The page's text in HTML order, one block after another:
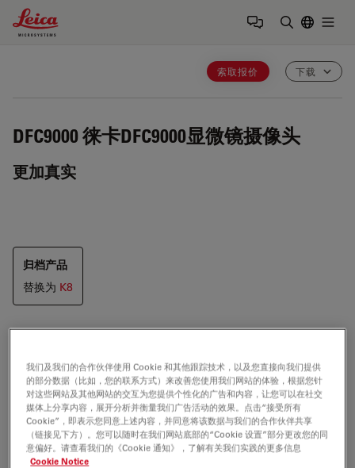
Leica Microsystems Logo
索取报价 下载
DFC9000徕卡DFC9000显微镜摄像头
更加真实
归档产品
替换为 K8
DFC9000
Brochure or flyer 证书
DFC9000
我们及我们的合作伙伴使用 Cookie 和其他跟踪技术，以及您直接向我们提供
的部分数据（比如，您的联系方式）来改善您使用我们网站的体验，根据您针
对这些网站及其他网站的交互为您提供个性化的广告和内容，让您可以在社交
媒体上分享内容，展开分析并衡量我们广告活动的效果。点击“接受所有
Cookie”，即表示您同意上述内容，并同意将该数据与我们的合作伙伴共享
（链接见下方）。您可以随时在我们网站底部的“Cookie 设置”部分更改您的同
意偏好。请查看我们的《Cookie 通知》，了解有关我们实践的更多信息
Cookie Notice